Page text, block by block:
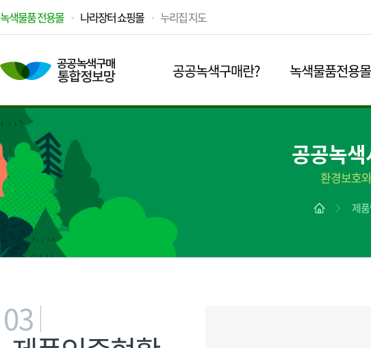
녹색물품 전용몰 나라장터 쇼핑몰 누리집 지도
공공녹색구매란? 녹색물품전용몰
공공녹
환경보호
제
03